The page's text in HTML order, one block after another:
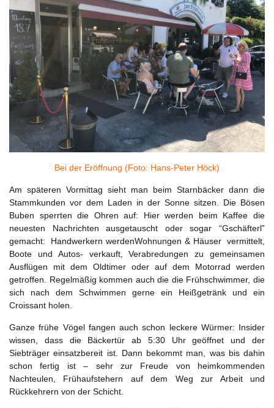
Bei der Eröffnung (Foto: Hans-Peter Höck)
Am späteren Vormittag sieht man beim Starnbäcker dann die
Stammkunden vor dem Laden in der Sonne sitzen. Die Bösen
Buben sperrten die Ohren auf: Hier werden beim Kaffee die
neuesten Nachrichten ausgetauscht oder sogar “Gschäfterl”
gemacht: Handwerkern werdenWohnungen & Häuser vermittelt,
Boote und Autos- verkauft, Verabredungen zu gemeinsamen
Ausflügen mit dem Oldtimer oder auf dem Motorrad werden
getroffen. Regelmäßig kommen auch die die Frühschwimmer, die
sich nach dem Schwimmen gerne ein Heißgetränk und ein
Croissant holen.
Ganze frühe Vögel fangen auch schon leckere Würmer: Insider
wissen, dass die Bäckertür ab 5:30 Uhr geöffnet und der
Siebträger einsatzbereit ist. Dann bekommt man, was bis dahin
schon fertig ist – sehr zur Freude von heimkommenden
Nachteulen, Frühaufstehern auf dem Weg zur Arbeit und
Rückkehrern von der Schicht.